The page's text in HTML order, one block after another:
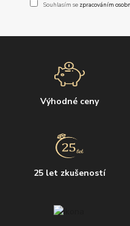
Souhlasím se zpracováním
Výhodné ceny
25 let zkušeností